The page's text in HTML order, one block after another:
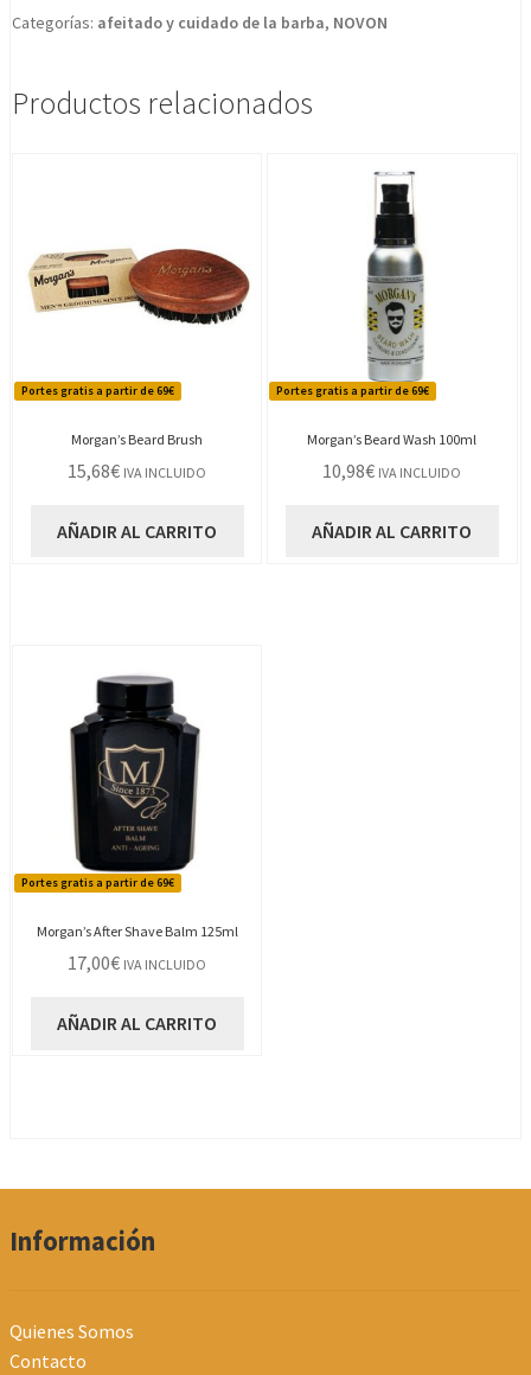
7,38€.6,64€.
Barba
Wax
Categorías: afeitado y cuidado de la barba, NOVON
Productos relacionados
Portes gratis a partir de 69€
Morgan’s Beard Brush
15,68€ IVA INCLUIDO
AÑADIR AL CARRITO
Portes gratis a partir de 69€
Morgan’s Beard Wash 100ml
10,98€ IVA INCLUIDO
AÑADIR AL CARRITO
Portes gratis a partir de 69€
Morgan’s After Shave Balm 125ml
17,00€ IVA INCLUIDO
AÑADIR AL CARRITO
Información
Quienes Somos
Contacto